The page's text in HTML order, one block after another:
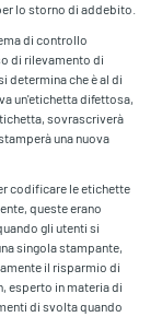
lo storno di addebito.
di controllo
di rilevamento di
determina che è al di
un'etichetta difettosa,
sovrascriverà
una nuova
codificare le etichette
queste erano
gli utenti si
singola stampante,
il risparmio di
esperto in materia di
di svolta quando